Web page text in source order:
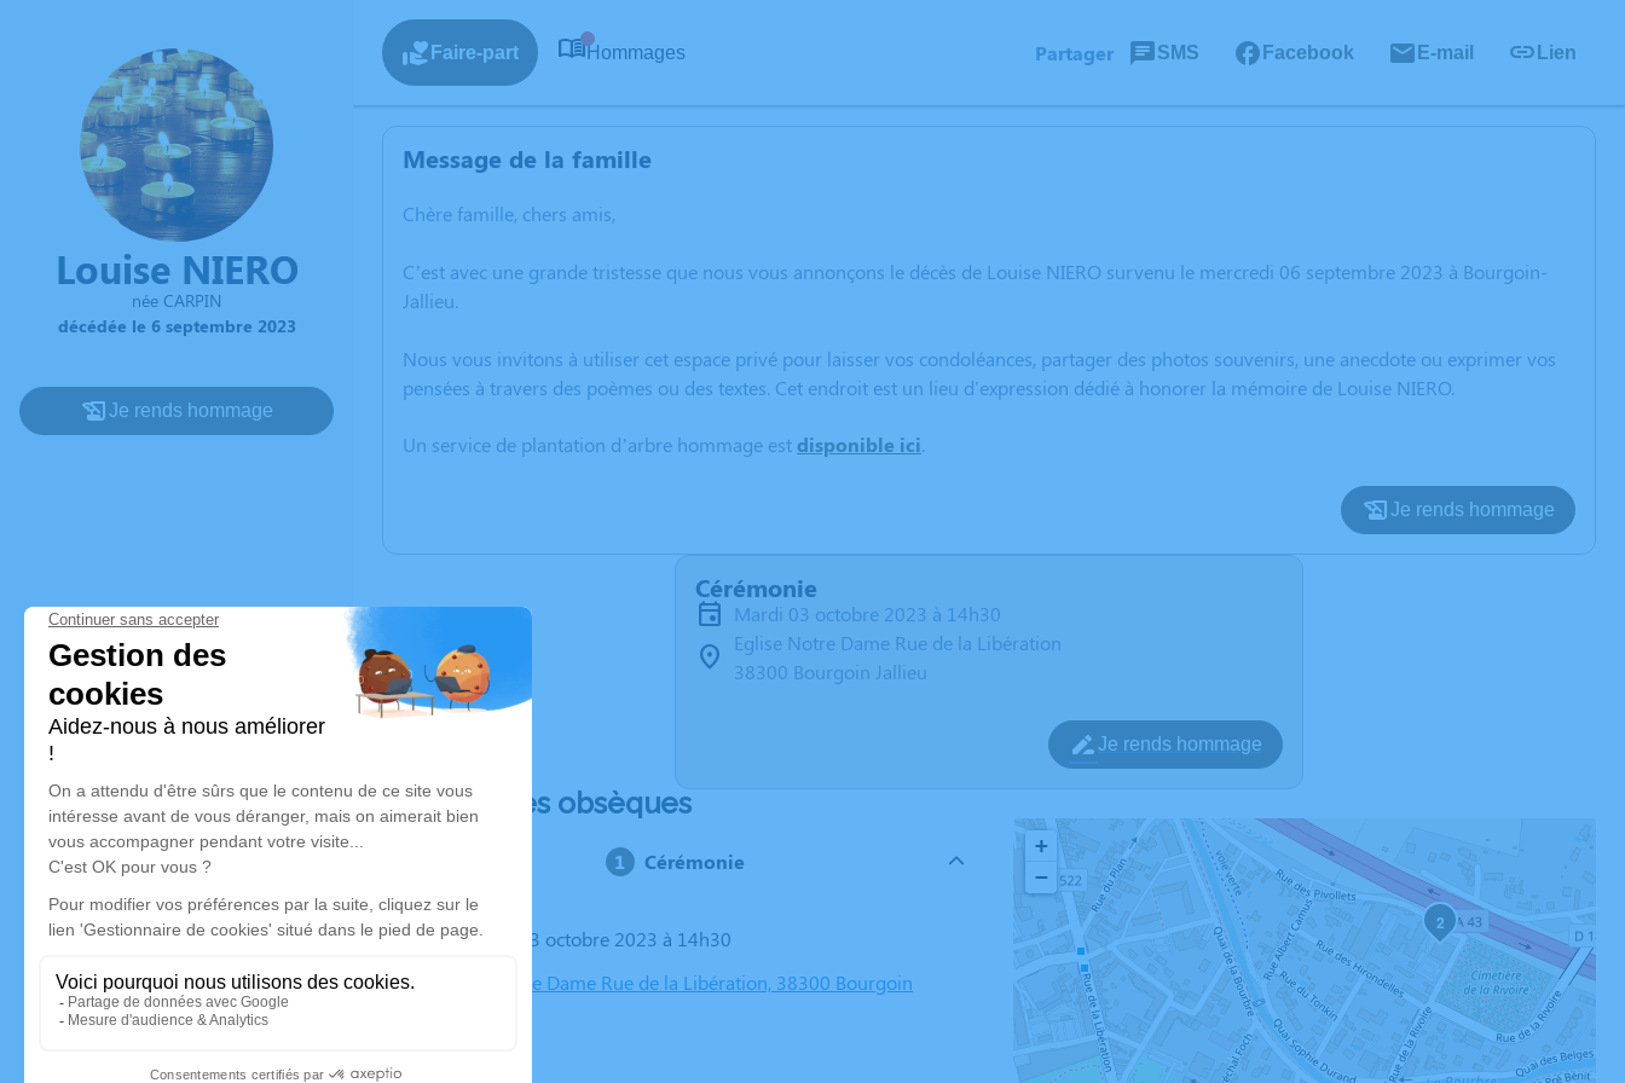
Louise NIERO
née CARPIN
décédée le 6 septembre 2023
Je rends hommage
Faire-part Hommages Partager SMS Facebook E-mail Lien
Message de la famille
Chère famille, chers amis,
C’est avec une grande tristesse que nous vous annonçons le décès de Louise NIERO survenu le mercredi 06 septembre 2023 à Bourgoin-
Jallieu.
Nous vous invitons à utiliser cet espace privé pour laisser vos condoléances, partager des photos souvenirs, une anecdote ou exprimer vos
pensées à travers des poèmes ou des textes. Cet endroit est un lieu d'expression dédié à honorer la mémoire de Louise NIERO.
Un service de plantation d’arbre hommage est disponible ici.
Je rends hommage
Cérémonie
mardi 03 octobre 2023 à 14h30
Eglise Notre Dame Rue de la Libération
38300 Bourgoin Jallieu
Je rends hommage
Déroulé des obsèques
Cérémonie
Le mardi 03 octobre 2023 à 14h30
Eglise Notre Dame Rue de la Libération, 38300 Bourgoin
2
+
−